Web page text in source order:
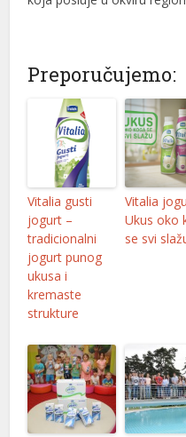
Preporučujemo:
Vitalia gusti
jogurt –
tradicionalni
jogurt punog
ukusa i
kremaste
strukture
Vitalia
Ukus oko
se svi